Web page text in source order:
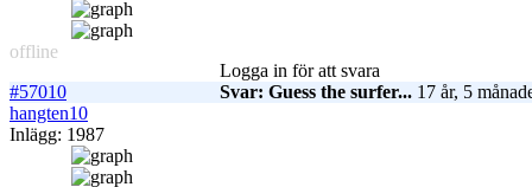
offline
Logga in för att svara
#57010
Svar: Guess the surfer... 17 år, 5
hangten10
Inlägg: 1987